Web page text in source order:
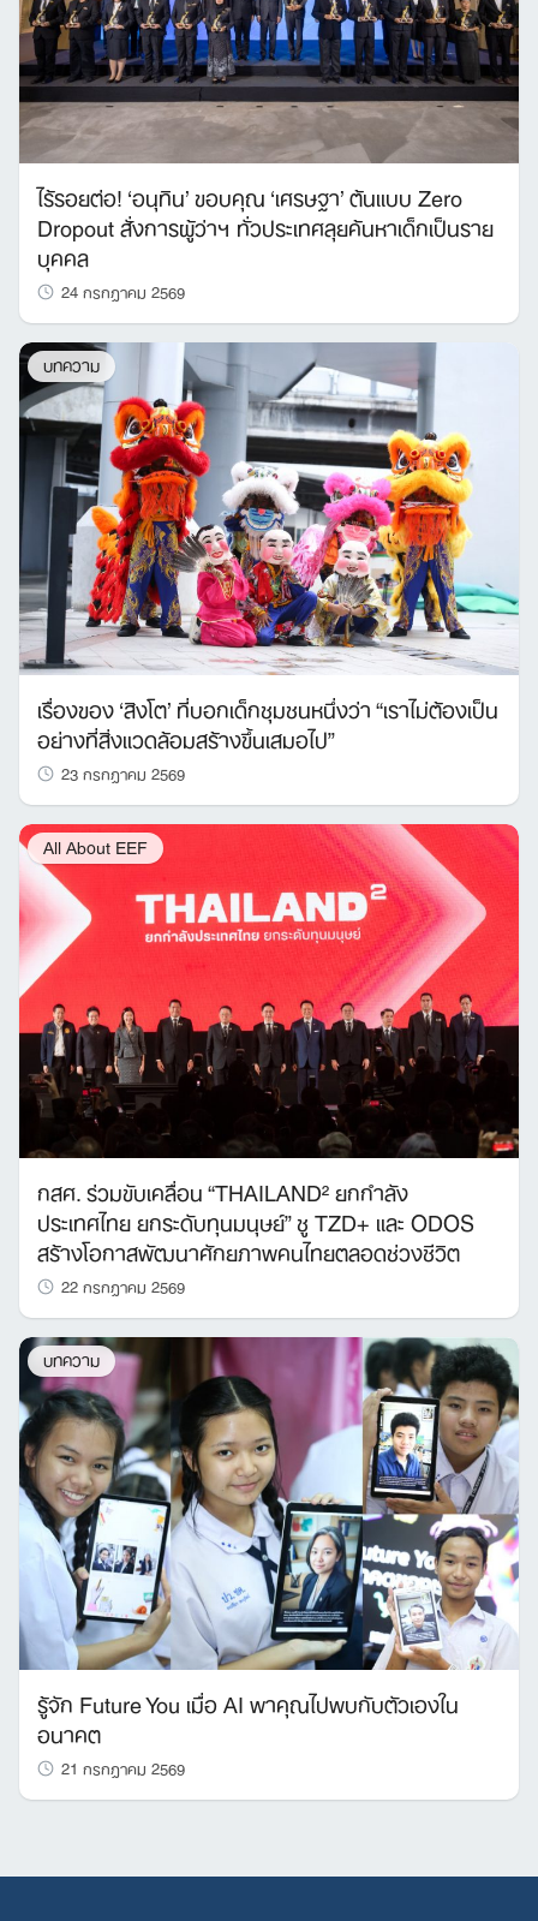
ไร้รอยต่อ! ‘อนุทิน’ ขอบคุณ ‘เศรษฐา’ ต้นแบบ Zero
Dropout สั่งการผู้ว่าฯ ทั่วประเทศลุยค้นหาเด็กเป็นราย
บุคคล
24 กรกฎาคม 2569
บทความ
เรื่องของ ‘สิงโต’ ที่บอกเด็กชุมชนหนึ่งว่า “เราไม่ต้องเป็น
อย่างที่สิ่งแวดล้อมสร้างขึ้นเสมอไป”
23 กรกฎาคม 2569
All About EEF
กสศ. ร่วมขับเคลื่อน “THAILAND² ยกกำลัง
ประเทศไทย ยกระดับทุนมนุษย์” ชู TZD+ และ ODOS
สร้างโอกาสพัฒนาศักยภาพคนไทยตลอดช่วงชีวิต
22 กรกฎาคม 2569
บทความ
รู้จัก Future You เมื่อ AI พาคุณไปพบกับตัวเองใน
อนาคต
21 กรกฎาคม 2569